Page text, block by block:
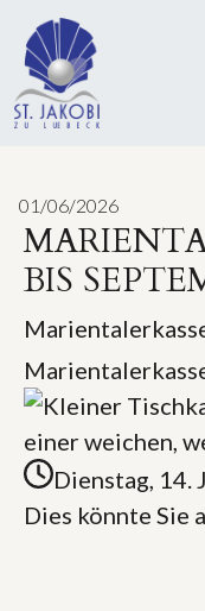
01/06/2026
BIS
Dienstag, 14.
Dies könnte Sie